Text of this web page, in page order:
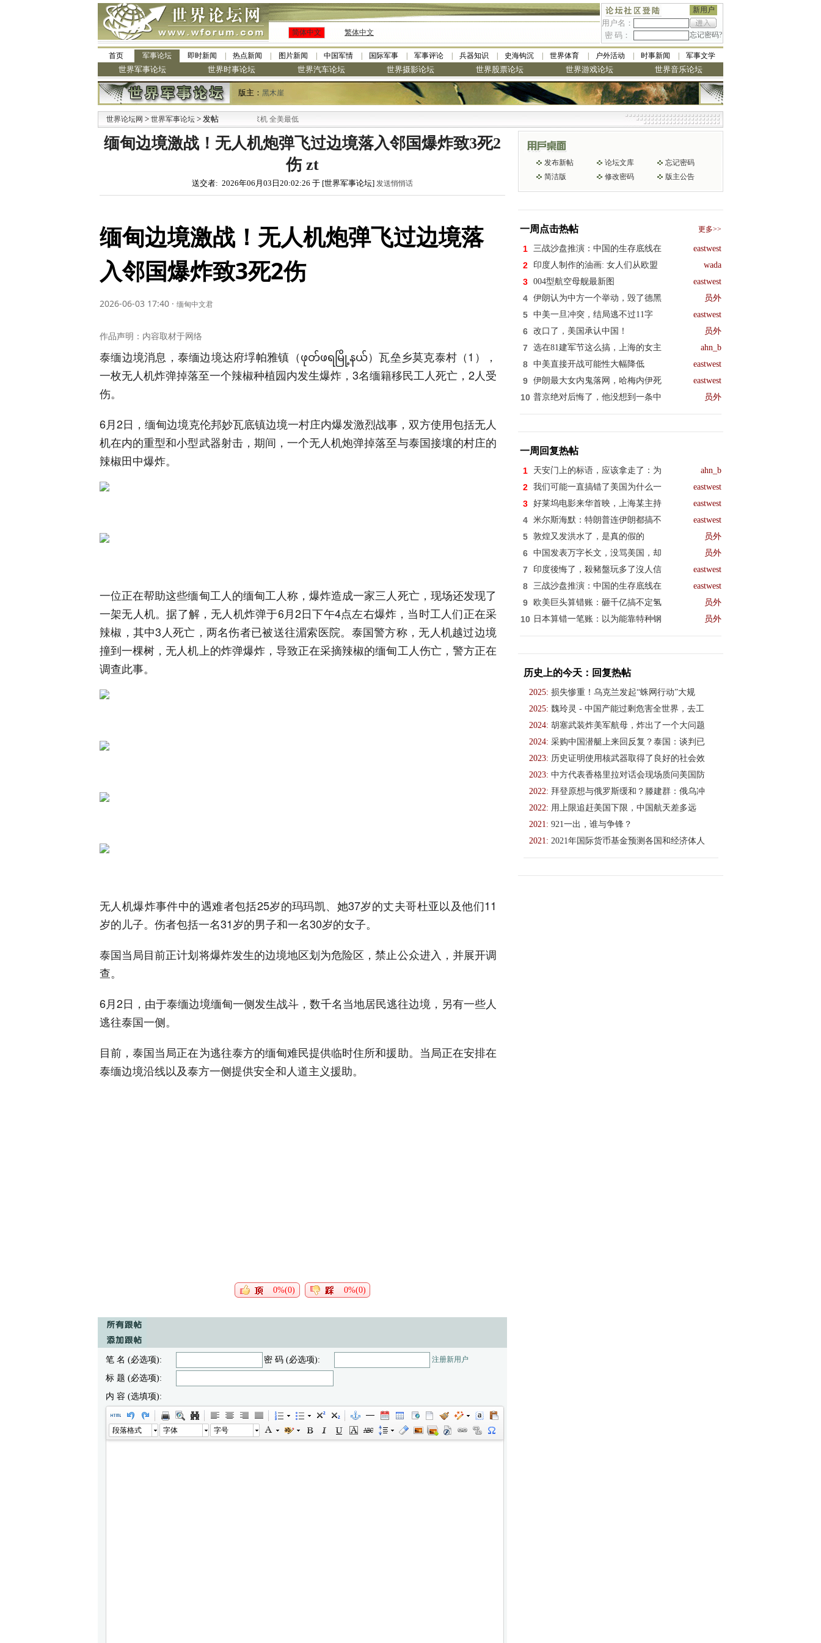
新用户
用户名：
密 码：
忘记密码?
简体中文 繁体中文
首页 军事论坛 即时新闻 热点新闻 图片新闻 中国军情 国际军事 军事评论 兵器知识 史海钩沉 世界体育 户外活动 时事新闻 军事文学
世界军事论坛 世界时事论坛 世界汽车论坛 世界摄影论坛 世界股票论坛 世界游戏论坛 世界音乐论坛
版主： 黑木崖
世界论坛网 > 世界军事论坛 > 发帖
·九阳全新免清洗型豆浆机 全美最低
缅甸边境激战！无人机炮弹飞过边境落入邻国爆炸致3死2
伤 zt
送交者: 2026年06月03日20:02:26 于 [世界军事论坛] 发送悄悄话
缅甸边境激战！无人机炮弹飞过边境落
入邻国爆炸致3死2伤
2026-06-03 17:40 · 缅甸中文君
作品声明：内容取材于网络
泰缅边境消息，泰缅边境达府垺帕雅镇（ဖုတ်ဖရမြို့နယ်）瓦垒乡莫克泰村（1），
一枚无人机炸弹掉落至一个辣椒种植园内发生爆炸，3名缅籍移民工人死亡，2人受
伤。
6月2日，缅甸边境克伦邦妙瓦底镇边境一村庄内爆发激烈战事，双方使用包括无人
机在内的重型和小型武器射击，期间，一个无人机炮弹掉落至与泰国接壤的村庄的
辣椒田中爆炸。
一位正在帮助这些缅甸工人的缅甸工人称，爆炸造成一家三人死亡，现场还发现了
一架无人机。据了解，无人机炸弹于6月2日下午4点左右爆炸，当时工人们正在采
辣椒，其中3人死亡，两名伤者已被送往湄索医院。泰国警方称，无人机越过边境
撞到一棵树，无人机上的炸弹爆炸，导致正在采摘辣椒的缅甸工人伤亡，警方正在
调查此事。
无人机爆炸事件中的遇难者包括25岁的玛玛凯、她37岁的丈夫哥杜亚以及他们11
岁的儿子。伤者包括一名31岁的男子和一名30岁的女子。
泰国当局目前正计划将爆炸发生的边境地区划为危险区，禁止公众进入，并展开调
查。
6月2日，由于泰缅边境缅甸一侧发生战斗，数千名当地居民逃往边境，另有一些人
逃往泰国一侧。
目前，泰国当局正在为逃往泰方的缅甸难民提供临时住所和援助。当局正在安排在
泰缅边境沿线以及泰方一侧提供安全和人道主义援助。
0%(0) 0%(0)
笔 名 (必选项): 密 码 (必选项): 注册新用户
标 题 (必选项):
内 容 (选填项):
段落格式 字体 字号
发布新帖 论坛文库
忘记密码
简洁版
修改密码 版主公告
一周点击热帖 更多>>
1 三战沙盘推演：中国的生存底线在 eastwest
2 印度人制作的油画: 女人们从欧盟 wada
3 004型航空母舰最新图 eastwest
4 伊朗认为中方一个举动，毁了德黑 员外
5 中美一旦冲突，结局逃不过11字 eastwest
6 改口了，美国承认中国！ 员外
7 选在81建军节这么搞，上海的女主 ahn_b
8 中美直接开战可能性大幅降低 eastwest
9 伊朗最大女内鬼落网，哈梅内伊死 eastwest
10 普京绝对后悔了，他没想到一条中 员外
一周回复热帖
1 天安门上的标语，应该拿走了：为 ahn_b
2 我们可能一直搞错了美国为什么一 eastwest
3 好莱坞电影来华首映，上海某主持 eastwest
4 米尔斯海默：特朗普连伊朗都搞不 eastwest
5 敦煌又发洪水了，是真的假的 员外
6 中国发表万字长文，没骂美国，却 员外
7 印度後悔了，殺豬盤玩多了沒人信 eastwest
8 三战沙盘推演：中国的生存底线在 eastwest
9 欧美巨头算错账：砸千亿搞不定氢 员外
10 日本算错一笔账：以为能靠特种钢 员外
历史上的今天：回复热帖
2025: 损失惨重！乌克兰发起“蛛网行动”大规
2025: 魏玲灵 - 中国产能过剩危害全世界，去工
2024: 胡塞武装炸美军航母，炸出了一个大问题
2024: 采购中国潜艇上来回反复？泰国：谈判已
2023: 历史证明使用核武器取得了良好的社会效
2023: 中方代表香格里拉对话会现场质问美国防
2022: 拜登原想与俄罗斯缓和？滕建群：俄乌冲
2022: 用上限追赶美国下限，中国航天差多远
2021: 921一出，谁与争锋？
2021: 2021年国际货币基金预测各国和经济体人